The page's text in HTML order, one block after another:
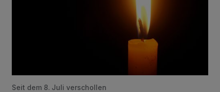
Seit dem 8. Juli verschollen